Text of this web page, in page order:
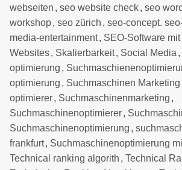
webseiten , seo website check, seo
workshop, seo zürich , seo-concept.
media-entertainment, SEO-Software mit
Websites, Skalierbarkeit, Social Media ,
optimierung ,
optimierung , Suchmaschinen Marketing
optimierer, Suchmaschinenmarketing ,
Suchmaschinenoptimierer,
Suchmaschinenoptimierung ,
frankfurt, Suchmaschinenoptimierung
Technical ranking algorith , Technical